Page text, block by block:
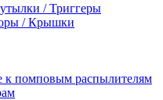
/ Триггеры
/ Крышки
помповым распылителям